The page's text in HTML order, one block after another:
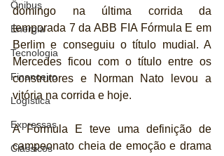
Ônibus
Energia
Tecnologia
Financeiro
Logística
Expressas
Clássicos
domingo na última corrida da
temporada 7 da ABB FIA Fórmula E em
Berlim e conseguiu o título mudial. A
Mercedes ficou com o título entre os
construtores e Norman Nato levou a
vitória na corrida e hoje.
A Fórmula E teve uma definição de
campeonato cheia de emoção e drama